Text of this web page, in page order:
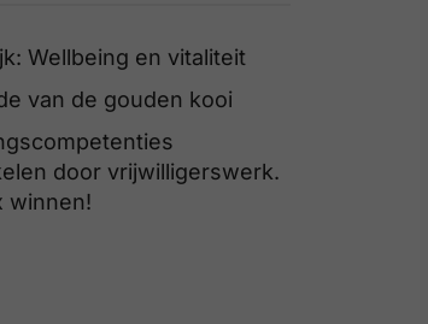
Wellbeing en vitaliteit
van de gouden kooi
door vrijwilligerswerk.
winnen!